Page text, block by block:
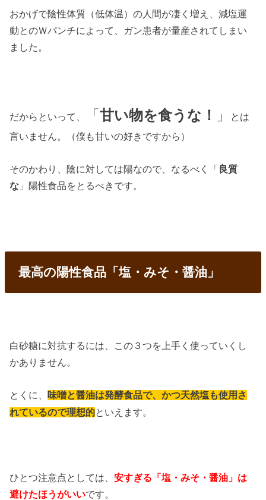
おかげで陰性体質（低体温）の人間が凄く増え、減塩運
動とのＷパンチによって、ガン患者が量産されてしまい
ました。
だからといって、 「甘い物を食うな！ 」
とは
言いません。（僕も甘いの好きですから）
そのかわり、陰に対しては陽なので、なるべく「良質
な 」陽性食品をとるべきです。
最高の陽性食品「塩・みそ・醤油」
白砂糖に対抗するには、この３つを上手く使っていくし
かありません。
とくに、味噌と醤油は発酵食品で、かつ天然塩も使用さ
れているので理想的といえます。
ひとつ注意点としては、安すぎる「塩・みそ・醤油」は
避けたほうがいいです。